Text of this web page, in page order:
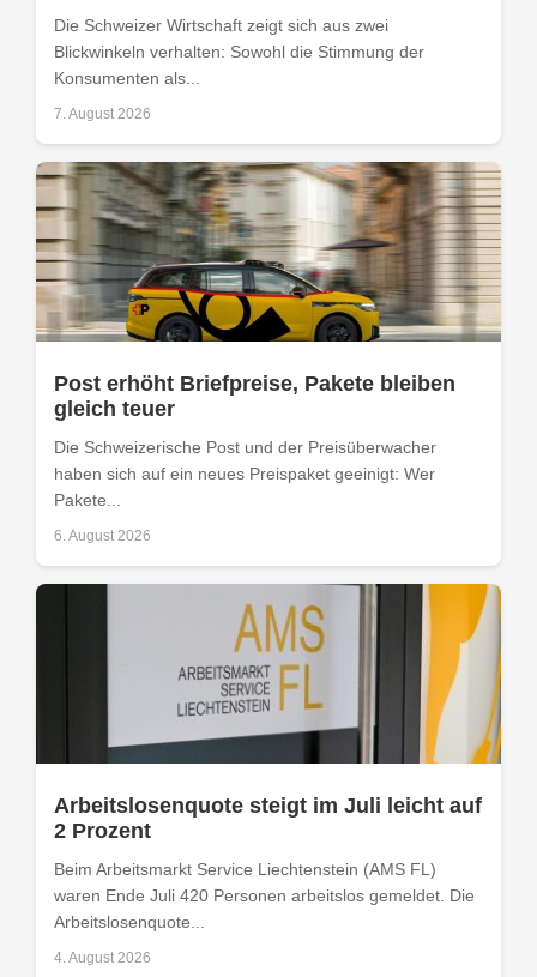
Die Schweizer Wirtschaft zeigt sich aus zwei
Blickwinkeln verhalten: Sowohl die Stimmung der
Konsumenten als...
7. August 2026
Post erhöht Briefpreise, Pakete bleiben
gleich teuer
Die Schweizerische Post und der Preisüberwacher
haben sich auf ein neues Preispaket geeinigt: Wer
Pakete...
6. August 2026
Arbeitslosenquote steigt im Juli leicht auf
2 Prozent
Beim Arbeitsmarkt Service Liechtenstein (AMS FL)
waren Ende Juli 420 Personen arbeitslos gemeldet. Die
Arbeitslosenquote...
4. August 2026